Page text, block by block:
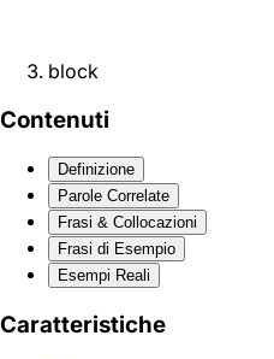
block
Contenuti
Definizione
Parole Correlate
Frasi & Collocazioni
Frasi di Esempio
Esempi Reali
Caratteristiche